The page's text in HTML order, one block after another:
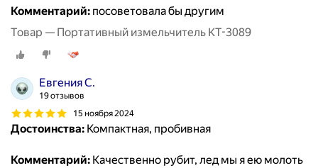
Комментарий: посоветовала бы другим
Товар — Портативный измельчитель КТ-3089
Евгения С.
19 отзывов
15 ноября 2024
Достоинства: Компактная, пробивная
Комментарий: Качественно рубит, лед мы я ею молоть